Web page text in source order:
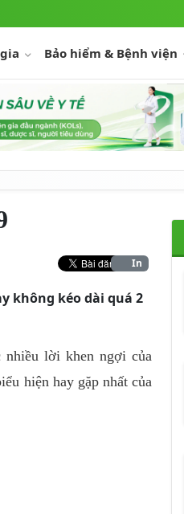
Bảo hiểm & Bệnh viện
In
không kéo dài quá 2
lời khen ngợi của
hiện hay gặp nhất của